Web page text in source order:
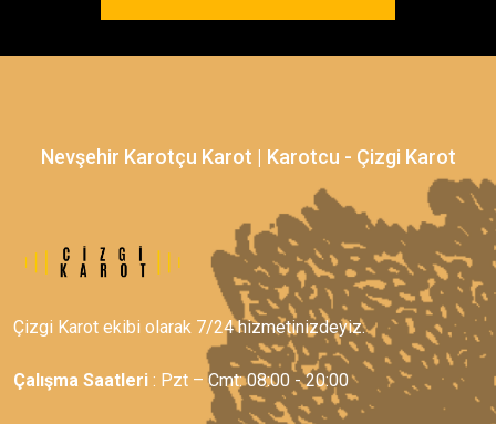
Nevşehir Karotçu Karot | Karotcu - Çizgi Karot
Çizgi Karot ekibi olarak 7/24 hizmetinizdeyiz.
Çalışma Saatleri : Pzt – Cmt: 08:00 - 20:00